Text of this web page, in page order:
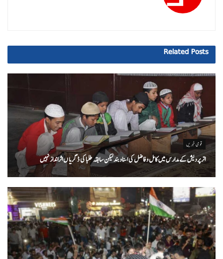
Related Posts
قومی خبریں
اتر پردیش کےمدارس میں کامل و فاضل کی اسناد بند لیکن سابقہ طلبا کی ڈگریا ں اثرانداز نہیں